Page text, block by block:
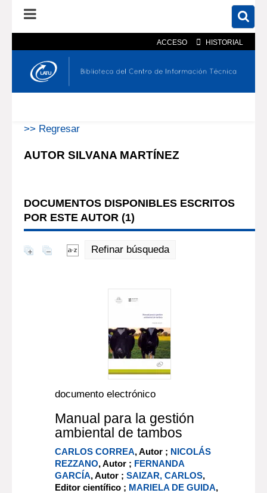
ACCESO HISTORIAL
En el catálogo En el sitio
>> Regresar
AUTOR SILVANA MARTÍNEZ
DOCUMENTOS DISPONIBLES ESCRITOS
POR ESTE AUTOR (1)
Refinar búsqueda
documento electrónico
Manual para la gestión
ambiental de tambos
CARLOS CORREA, Autor ; NICOLÁS
REZZANO, Autor ; FERNANDA
GARCÍA, Autor ;SAIZAR, CARLOS,
Editor científico ; MARIELA DE GUIDA,